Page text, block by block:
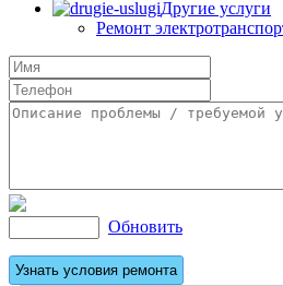
Другие услуги
Ремонт
Обновить